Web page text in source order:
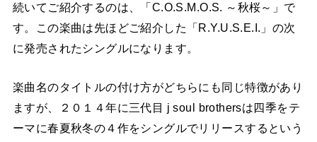
続いてご紹介するのは、「C.O.S.M.O.S. ～秋桜～」で
す。この楽曲は先ほどご紹介した「R.Y.U.S.E.I.」の次
に発売されたシングルになります。
楽曲名のタイトルの付け方がどちらにも同じ特徴があり
ますが、２０１４年に三代目 j soul brothersは四季をテ
ーマに春夏秋冬の４作をシングルでリリースするという